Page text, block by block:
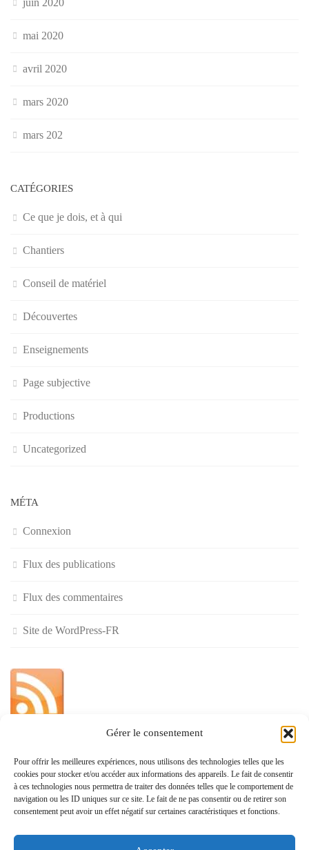
Gérer le consentement
Pour offrir les meilleures expériences, nous utilisons des technologies telles que les
cookies pour stocker et/ou accéder aux informations des appareils. Le fait de consentir
à ces technologies nous permettra de traiter des données telles que le comportement de
navigation ou les ID uniques sur ce site. Le fait de ne pas consentir ou de retirer son
consentement peut avoir un effet négatif sur certaines caractéristiques et fonctions.
mai 2020
avril 2020
mars 2020
mars 202
CATÉGORIES
Ce que je dois, et à qui
Chantiers
Conseil de matériel
Découvertes
Enseignements
Page subjective
Productions
Uncategorized
MÉTA
Connexion
Flux des publications
Flux des commentaires
Site de WordPress-FR
»
Politique de confidentialité